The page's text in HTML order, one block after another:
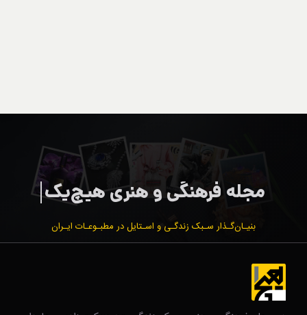
بنیـان‌گـذار سـبک زندگـی و اسـتایل در مطبـوعـات ایـران